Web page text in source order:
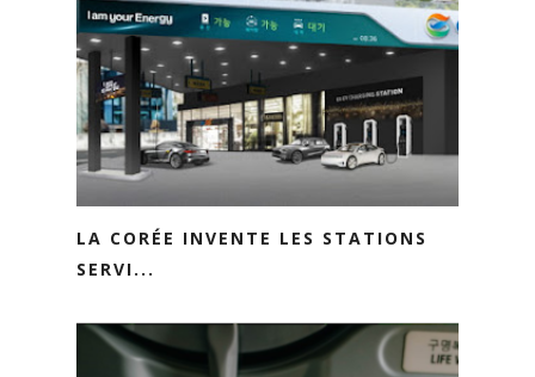
LA CORÉE INVENTE LES STATIONS
SERVI...